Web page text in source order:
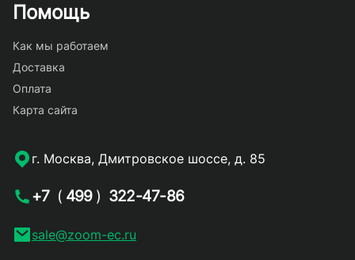
Помощь
Как мы работаем
Доставка
Оплата
Карта сайта
г. Москва, Дмитровское шоссе, д. 85
+7 ( 499 ) 322-47-86
sale@zoom-ec.ru